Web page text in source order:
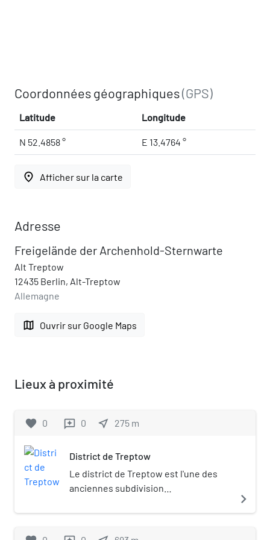
Coordonnées géographiques(GPS)
Latitude Longitude
N 52.4858 ° E 13.4764 °
place Afficher sur la carte
Adresse
Freigelände der Archenhold-Sternwarte
Alt Treptow
12435 Berlin, Alt-Treptow
Allemagne
map Ouvrir sur Google Maps
Lieux à proximité
favorite 0 reviews 0 near_me 275 m
District de Treptow
Le district de Treptow est l'une des
anciennes subdivision
de la constitution du « Grand Berlin »
navigate_next